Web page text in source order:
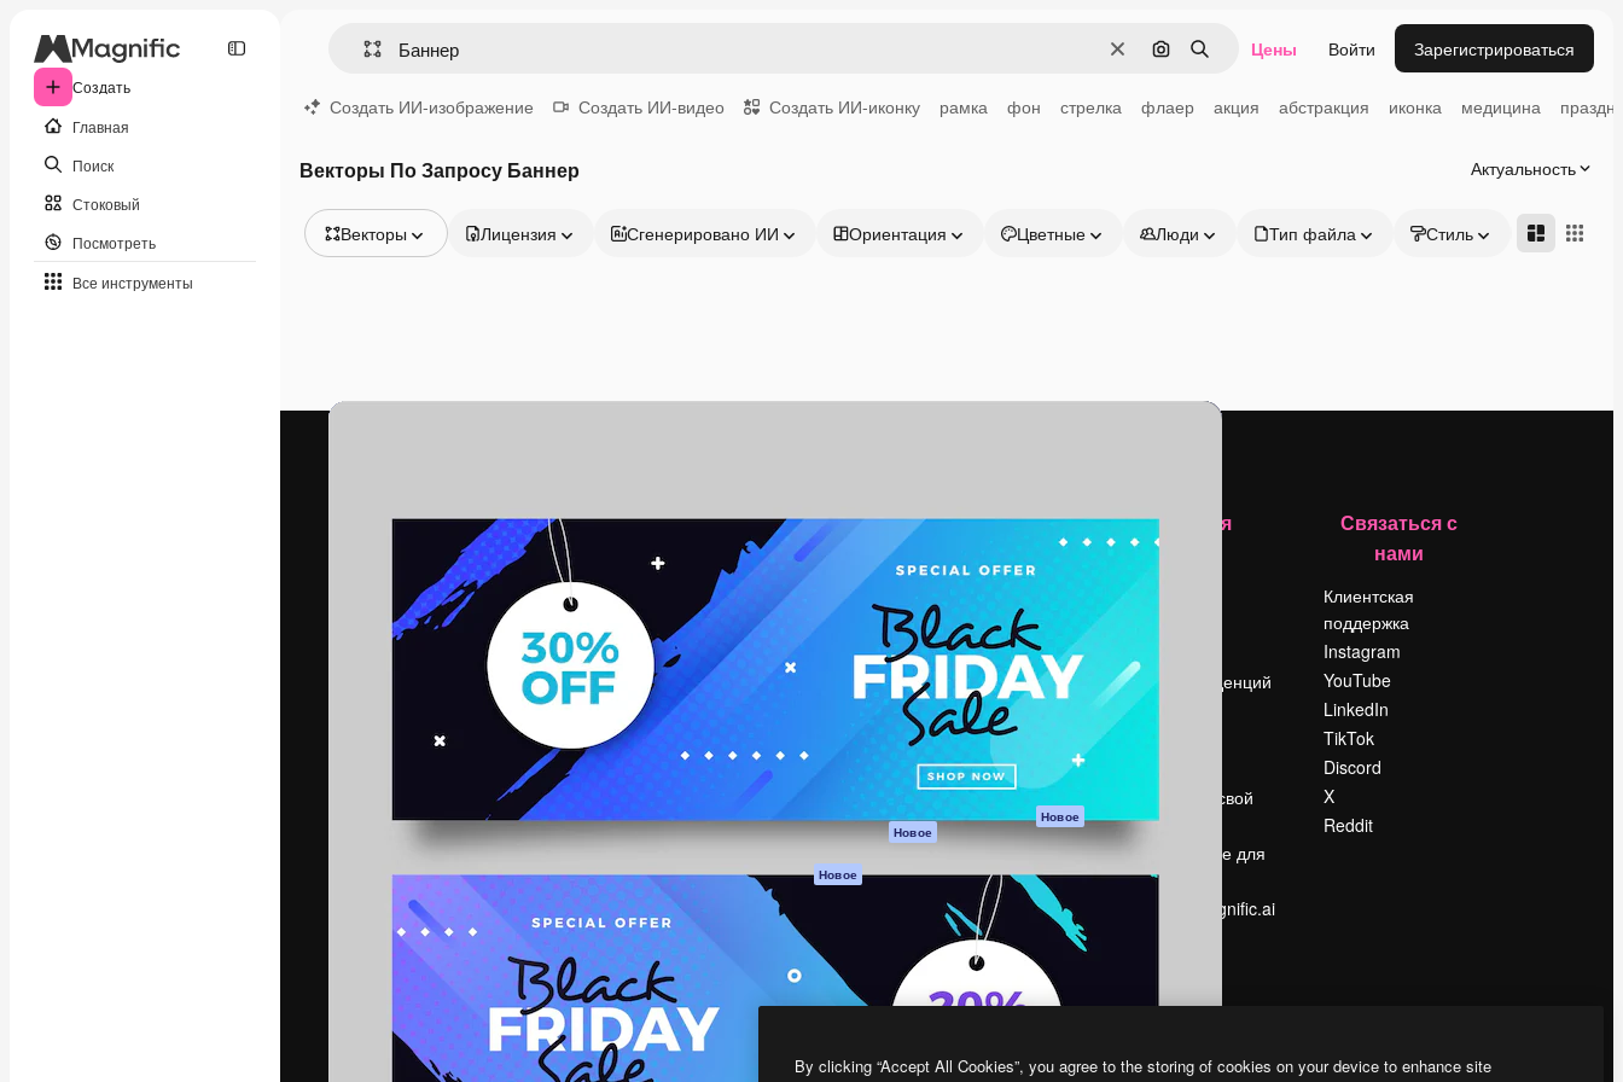
Создать
Главная
Поиск
Стоковый
Посмотреть
Все инструменты
ОчиститьПоиск по изображению
Поиск Цены Войти Зарегистрироваться
Создать ИИ-изображение Создать ИИ-видео Создать ИИ-иконку рамка фон стрелка флаер акция абстракция иконка медицина
Векторы По Запросу Баннер Актуальность
Векторы
Видео
3D-модели
Лицензия Сгенерировано ИИ Ориентация Цветные Люди Тип файла Стиль Адвансд
Креативная платформа для создания
ваших лучших работ. Более 1 миллиона
подписчиков среди креаторов,
предприятий, агентств и студий.
Pусский
Продукция
Spaces
ИИ-помощник
Генератор
изображений ИИ
Генератор видео
Генератор голоса
на основе ИИ
Стоковый контент
MCP для
Claude/ChatGPT
Новое
Агенты Новое
API
Мобильное
приложение
Все инструменты
Magnific
Начать
Academy
Документация по
Пакету ИИ
Служба
поддержки
Условия и
положения
Политика
конфиденциальности
Оригиналы Новое
Политика файлов
cookie
Центр доверия
Партнеры
Предприятие
Компания
Цены
Поиск тенденций
Блог
Продайте свой
контент
Помещение для
прессы
Ищете magnific.ai
Связаться с
нами
Клиентская
поддержка
Instagram
YouTube
LinkedIn
TikTok
Discord
X
Reddit
By clicking “Accept All Cookies”, you agree to the storing of cookies on your device to enhance site